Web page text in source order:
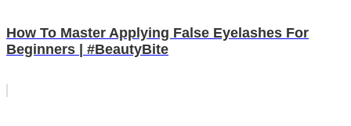
How To Master Applying False Eyelashes For
Beginners | #BeautyBite